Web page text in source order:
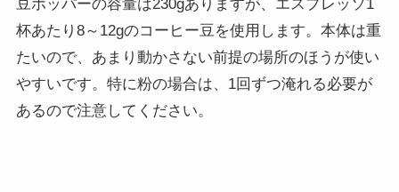
豆ホッパーの容量は230gありますが、エスプレッソ1
杯あたり8～12gのコーヒー豆を使用します。本体は重
たいので、あまり動かさない前提の場所のほうが使い
やすいです。特に粉の場合は、1回ずつ淹れる必要が
あるので注意してください。